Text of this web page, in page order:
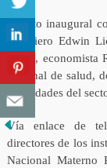
El acto inaugural
ingeniero Edwin
social,
regional de salud,
autoridades del
Vía enlace de
directores de los
Nacional Materno